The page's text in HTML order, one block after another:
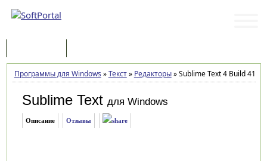
Программы для Windows »Текст» Редакторы»Sublime Text 4 Build 4192
Sublime Text для Windows
Описание Отзывы